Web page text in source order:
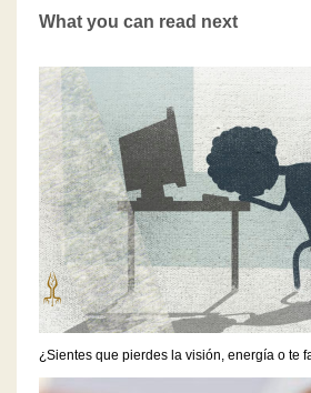
What you can read next
¿Sientes que pierdes la visión, energía o te